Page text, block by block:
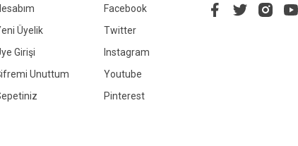
Üyelik
Girişi
Unuttum
Facebook
Twitter
Instagram
Youtube
Pinterest